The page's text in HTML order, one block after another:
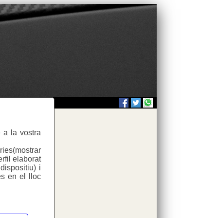
a la vostra
elaborat
i
en el lloc